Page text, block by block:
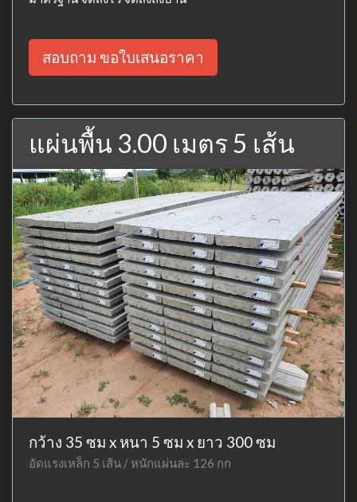
สอบถาม ขอใบเสนอราคา
แผ่นพื้น 3.00 เมตร 5 เส้น
กว้าง 35 ซม x หนา 5 ซม x ยาว 300 ซม
อัดแรงเหล็ก 5 เส้น / หนักแผ่นละ 126 กก